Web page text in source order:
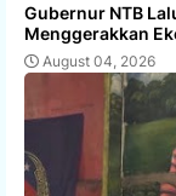
Gubernur NTB
Menggerakkan
August 04, 2026